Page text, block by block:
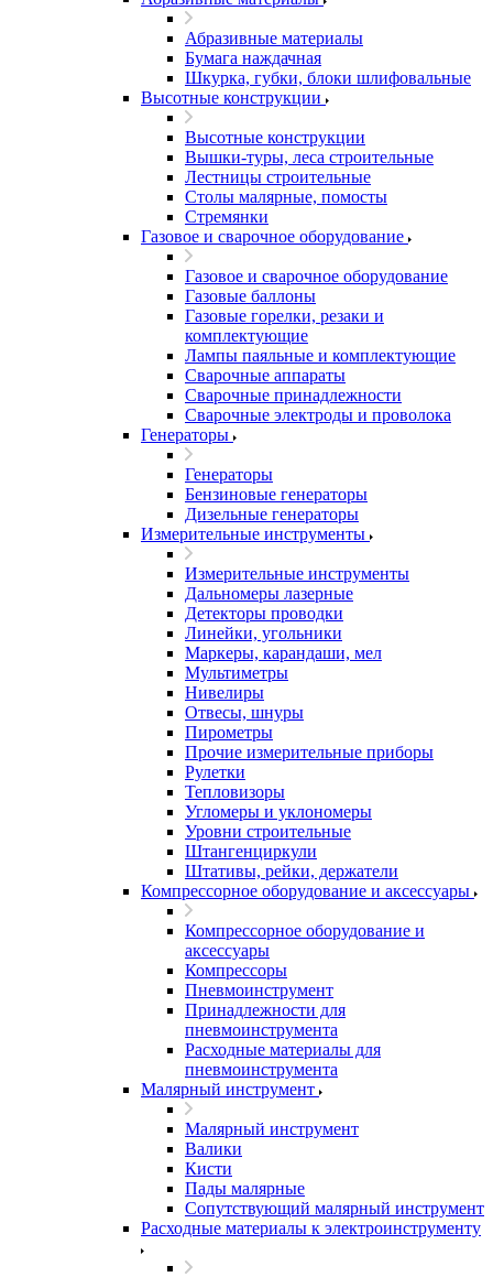
Абразивные материалы
Бумага наждачная
Шкурка, губки, блоки шлифовальные
Высотные конструкции
Высотные конструкции
Вышки-туры, леса строительные
Лестницы строительные
Столы малярные, помосты
Стремянки
Газовое и сварочное оборудование
Газовое и сварочное оборудование
Газовые баллоны
Газовые горелки, резаки и
комплектующие
Лампы паяльные и комплектующие
Сварочные аппараты
Сварочные принадлежности
Сварочные электроды и проволока
Генераторы
Генераторы
Бензиновые генераторы
Дизельные генераторы
Измерительные инструменты
Измерительные инструменты
Дальномеры лазерные
Детекторы проводки
Линейки, угольники
Маркеры, карандаши, мел
Мультиметры
Нивелиры
Отвесы, шнуры
Пирометры
Прочие измерительные приборы
Рулетки
Тепловизоры
Угломеры и уклономеры
Уровни строительные
Штангенциркули
Штативы, рейки, держатели
Компрессорное оборудование и аксессуары
Компрессорное оборудование и
аксессуары
Компрессоры
Пневмоинструмент
Принадлежности для
пневмоинструмента
Расходные материалы для
пневмоинструмента
Малярный инструмент
Малярный инструмент
Валики
Кисти
Пады малярные
Сопутствующий малярный инструмент
Расходные материалы к электроинструменту